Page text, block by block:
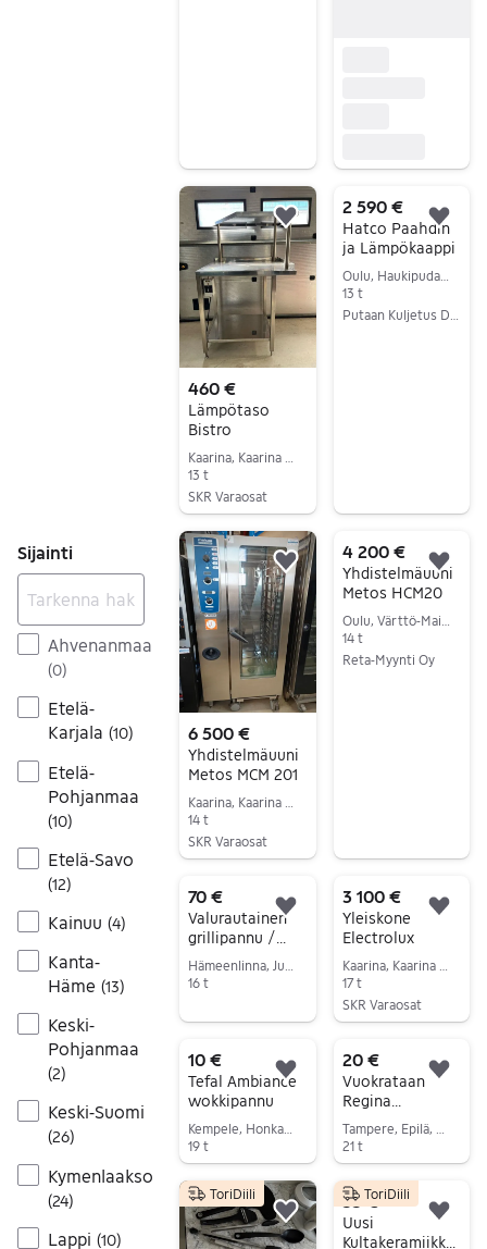
Sijainti
Ahvenanmaa
(0)
Etelä-
Karjala (10)
Etelä-
Pohjanmaa
(10)
Etelä-Savo
(12)
Kainuu (4)
Kanta-
Häme (13)
Keski-
Pohjanmaa
(2)
Keski-Suomi
(26)
Kymenlaakso
(24)
Lappi (10)
460 €
Lämpötaso
Bistro
13 t
SKR Varaosat
Lisää suosikiksi.
2 590 €
Hatco Paahdin
ja Lämpökaappi
Oulu, Haukipudas Keskus, Pohjois-Pohjanmaa
13 t
6 500 €
Yhdistelmäuuni
Metos MCM 201
14 t
SKR Varaosat
Lisää suosikiksi.
4 200 €
Yhdistelmäuuni
Metos HCM20
14 t
Reta-Myynti Oy
70 €
Valurautainen
grillipannu /
Kolme erilaista
16 t
Lisää suosikiksi.
3 100 €
Yleiskone
Electrolux
17 t
SKR Varaosat
10 €
Tefal Ambiance
wokkipannu
19 t
Lisää suosikiksi.
20 €
Vuokrataan
Regina
kahvinkeitin /
perkolaattori
ruostumaton
teräs
21 t
ToriDiili
Lisää suosikiksi.
55 €
Uusi
Kultakeramiikka
ToriDiili